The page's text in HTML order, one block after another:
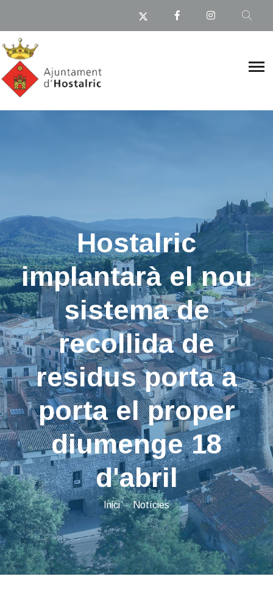
Hostalric
implantarà el nou
sistema de
recollida de
residus porta a
porta el proper
diumenge 18
d'abril
Inici Notícies